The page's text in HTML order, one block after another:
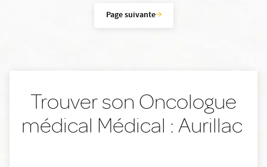
Page suivante
Trouver son Oncologue
médical Médical : Aurillac